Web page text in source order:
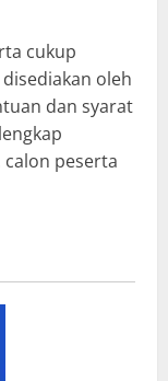
cukup
oleh
dan syarat
calon peserta